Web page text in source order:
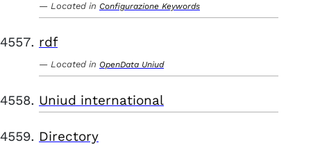
Located in Configurazione Keywords
rdf
Located in OpenData Uniud
Uniud international
Directory